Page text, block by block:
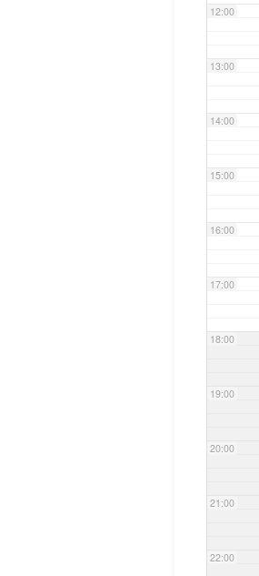
12:00
13:00
14:00
15:00
16:00
17:00
18:00
19:00
20:00
21:00
22:00